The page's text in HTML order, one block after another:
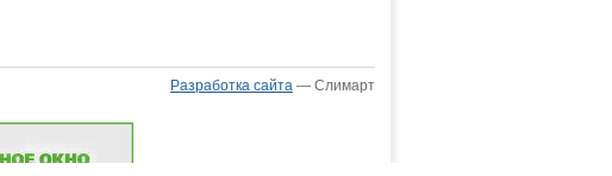
Разработка сайта — Слимарт